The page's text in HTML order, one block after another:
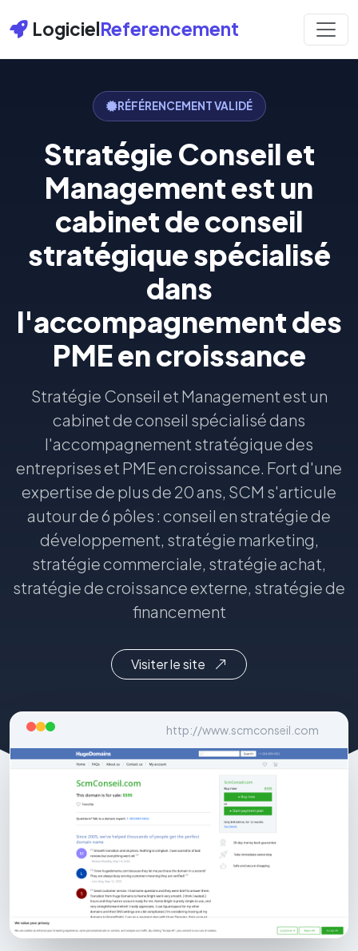
LogicielReferencement
RÉFÉRENCEMENT VALIDÉ
Stratégie Conseil et
Management est un
cabinet de conseil
stratégique spécialisé
dans
l'accompagnement des
PME en croissance
Stratégie Conseil et Management est un
cabinet de conseil spécialisé dans
l'accompagnement stratégique des
entreprises et PME en croissance. Fort d'une
expertise de plus de 20 ans, SCM s'articule
autour de 6 pôles : conseil en stratégie de
développement, stratégie marketing,
stratégie commerciale, stratégie achat,
stratégie de croissance externe, stratégie de
financement
Visiter le site
http://www.scmconseil.com